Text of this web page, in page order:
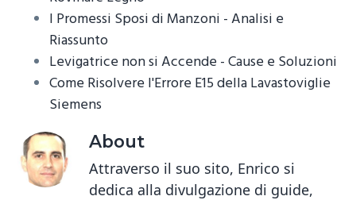
I Promessi Sposi di Manzoni - Analisi e
Riassunto
Levigatrice non si Accende - Cause e Soluzioni​
Come Risolvere l'Errore E15 della Lavastoviglie
Siemens​
About
Attraverso il suo sito, Enrico si
dedica alla divulgazione di guide,